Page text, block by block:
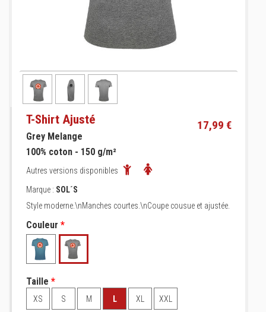
T-Shirt Ajusté 17,99 €
Grey Melange
100% coton - 150 g/m²
Autres versions disponibles
Marque : SOL´S
Style moderne.\nManches courtes.\nCoupe cousue et ajustée.
Couleur *
Taille *
XS S M L XL
XXL